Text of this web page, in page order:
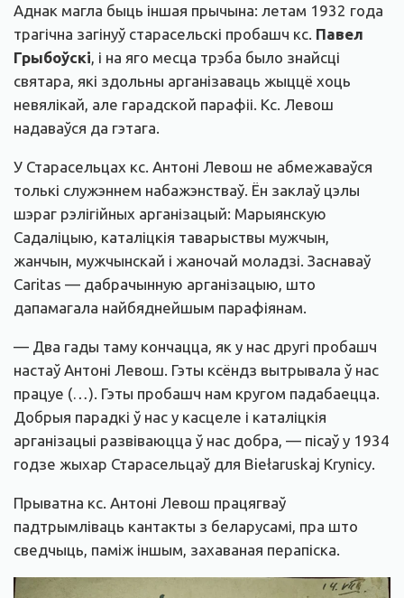
Аднак магла быць іншая прычына: летам 1932 года
трагічна загінуў старасельскі пробашч кс. Павел
Грыбоўскі , і на яго месца трэба было знайсці
святара, які здольны арганізаваць жыццё хоць
невялікай, але гарадской парафіі. Кс. Левош
надаваўся да гэтага.
У Старасельцах кс. Антоні Левош не абмежаваўся
толькі служэннем набажэнстваў. Ён заклаў цэлы
шэраг рэлігійных арганізацый: Марыянскую
Садаліцыю, каталіцкія таварыствы мужчын,
жанчын, мужчынскай і жаночай моладзі. Заснаваў
Caritas — дабрачынную арганізацыю, што
дапамагала найбяднейшым парафіянам.
— Два гады таму кончацца, як у нас другі пробашч
настаў Антоні Левош. Гэты ксёндз вытрывала ў нас
працуе (…). Гэты пробашч нам кругом падабаецца.
Добрыя парадкі ў нас у касцеле і каталіцкія
арганізацыі развіваюцца ў нас добра, — пісаў у 1934
годзе жыхар Старасельцаў для Biełaruskaj Krynicy.
Прыватна кс. Антоні Левош працягваў
падтрымліваць кантакты з беларусамі, пра што
сведчыць, паміж іншым, захаваная перапіска.